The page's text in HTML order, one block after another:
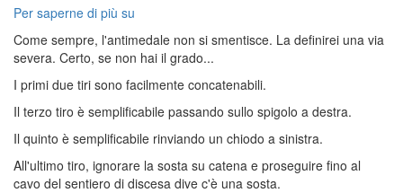
Per saperne di più su
Via
L'Altra
Chiappa
Come sempre, l'antimedale non si smentisce. La definirei una via
severa. Certo, se non hai il grado...
I primi due tiri sono facilmente concatenabili.
Il terzo tiro è semplificabile passando sullo spigolo a destra.
Il quinto è semplificabile rinviando un chiodo a sinistra.
All'ultimo tiro, ignorare la sosta su catena e proseguire fino al
cavo del sentiero di discesa dive c'è una sosta.